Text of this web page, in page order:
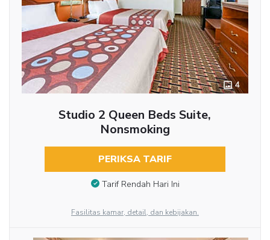
4
Studio 2 Queen Beds Suite,
Nonsmoking
PERIKSA TARIF
Tarif Rendah Hari Ini
Fasilitas kamar, detail, dan kebijakan.